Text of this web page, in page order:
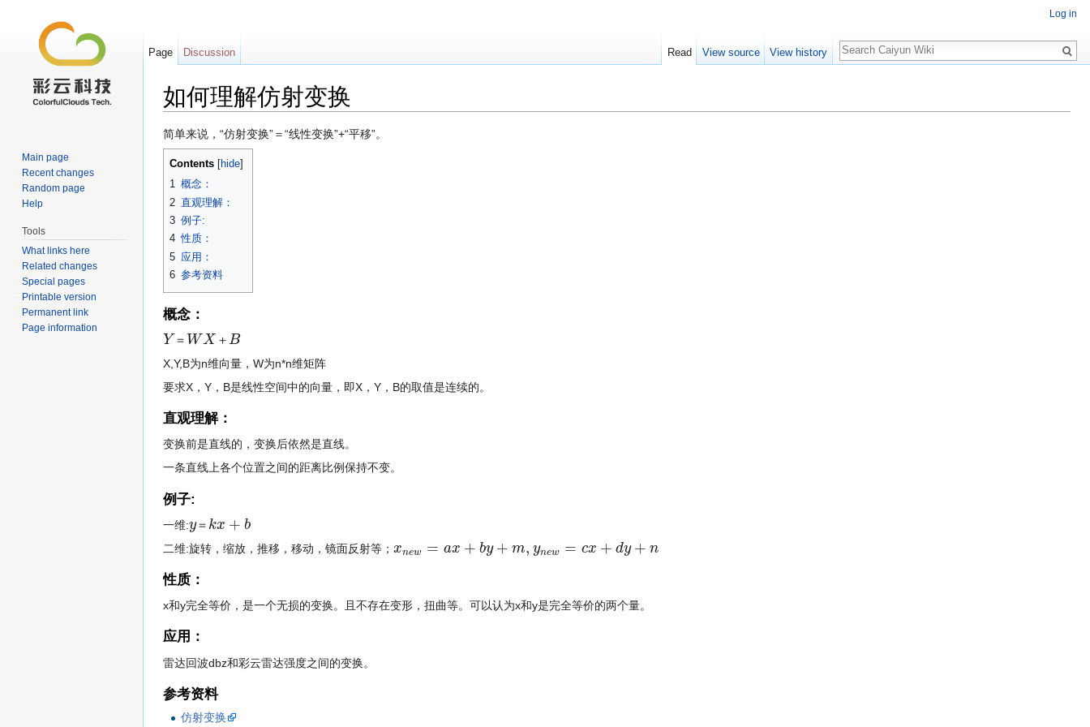
如何理解仿射变换
简单来说，“仿射变换”＝“线性变换”+“平移”。
Contents hide
1 概念：
2 直观理解：
3 例子:
4 性质：
5 应用：
6 参考资料
概念：
Y ＝ WX ＋B
X,Y,B为n维向量，W为n*n维矩阵
要求X，Y，B是线性空间中的向量，即X，Y，B的取值是连续的。
直观理解：
变换前是直线的，变换后依然是直线。
一条直线上各个位置之间的距离比例保持不变。
例子:
一维:y＝ kx + b
二维:旋转，缩放，推移，移动，镜面反射等； xnew = ax + by + m, ynew = cx + dy + n
性质：
x和y完全等价，是一个无损的变换。且不存在变形，扭曲等。可以认为x和y是完全等价的两个量。
应用：
雷达回波dbz和彩云雷达强度之间的变换。
参考资料
仿射变换
Log in
Page Discussion Read View source View history
Search
Main page
Recent changes
Random page
Help
Tools
What links here
Related changes
Special pages
Printable version
Permanent link
Page information